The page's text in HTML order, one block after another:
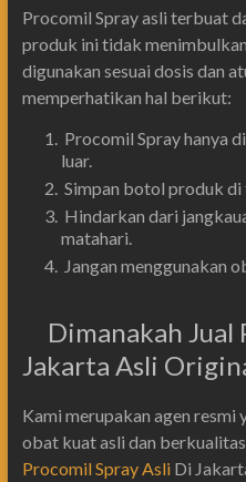
Procomil Spray asli terbuat
produk ini tidak
digunakan sesuai dosis dan
memperhatikan hal berikut:
Procomil Spray hanya
luar.
Simpan botol produk di
Hindarkan dari
matahari.
Jangan menggunakan
Dimanakah Jual
Jakarta Asli
Kami merupakan agen resmi
obat kuat asli dan
Procomil Spray AsliDi